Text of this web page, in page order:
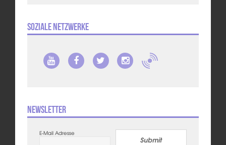
Soziale Netzwerke
Newsletter
E-Mail Adresse
Submit